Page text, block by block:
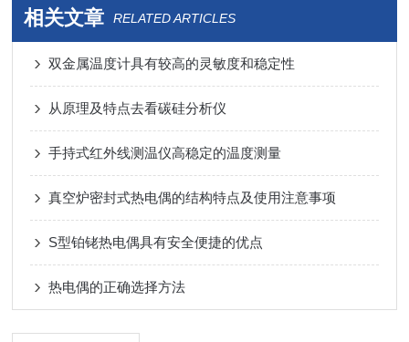
相关文章 RELATED ARTICLES
双金属温度计具有较高的灵敏度和稳定性
从原理及特点去看碳硅分析仪
手持式红外线测温仪高稳定的温度测量
真空炉密封式热电偶的结构特点及使用注意事项
S型铂铑热电偶具有安全便捷的优点
热电偶的正确选择方法